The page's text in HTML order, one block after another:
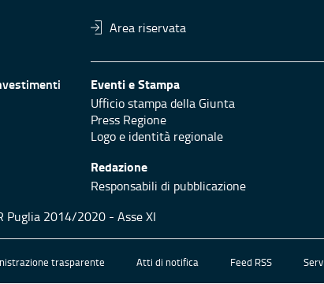
Area riservata
Eventi e Stampa
Ufficio stampa della Giunta
Press Regione
Logo e identità regionale
Redazione
Responsabili di pubblicazione
Puglia 2014/2020 - Asse XI
trasparente Atti di notifica Feed RSS